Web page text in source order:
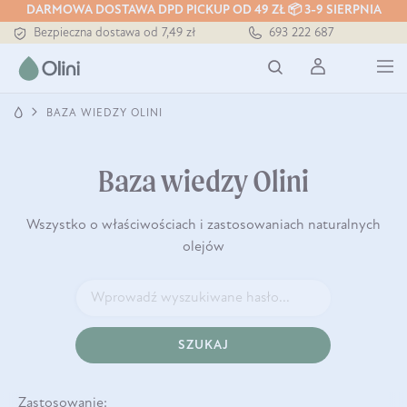
DARMOWA DOSTAWA DPD PICKUP OD 49 ZŁ 📦 3-9 SIERPNIA
Bezpieczna dostawa od 7,49 zł
Darmowa dostawa od 199 zł
Tłoczony zawsze na zimno
693 222 687
BAZA WIEDZY OLINI
Baza wiedzy Olini
Wszystko o właściwościach i zastosowaniach naturalnych
olejów
SZUKAJ
Zastosowanie: